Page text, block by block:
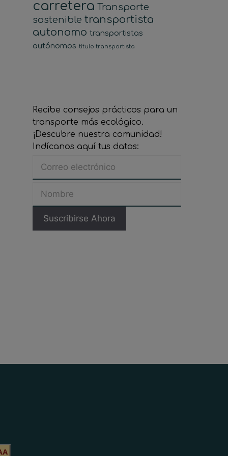
carretera Transporte
sostenible transportista
autonomo transportistas
autónomos título transportista
Recibe consejos prácticos para un
transporte más ecológico.
¡Descubre nuestra comunidad!
Indícanos aquí tus datos: